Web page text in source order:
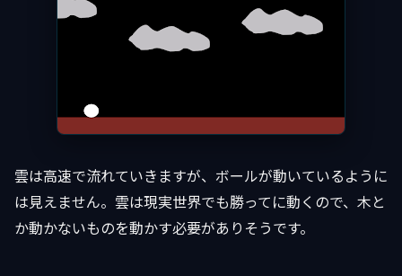
雲は高速で流れていきますが、ボールが動いているように
は見えません。雲は現実世界でも勝ってに動くので、木と
か動かないものを動かす必要がありそうです。